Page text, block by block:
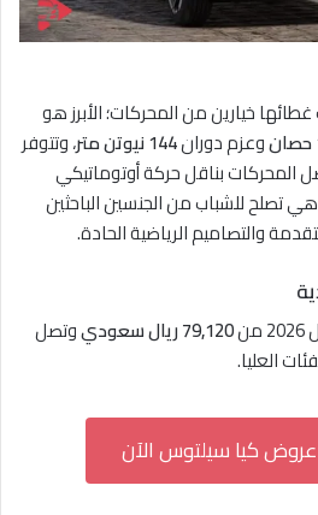
خيارين من المحركات؛ الأبرز هو
وعزم دوران144 نيوتن متر
، وتتوفر
المحركات بناقل حركة أوتوماتيكي
تصلح للشباب من الجنسين الباحثين
والتصاميم الرياضية الحادة.
79,120 ريال سعودي
وتصل
العليا.
كيا سيلتوس الآن